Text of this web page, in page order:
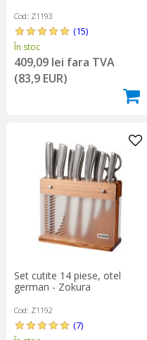
Cod: Z1193
(15)
În stoc
409,09 lei fara TVA
(83,9 EUR)
Set cutite 14 piese, otel
german - Zokura
Cod: Z1192
(7)